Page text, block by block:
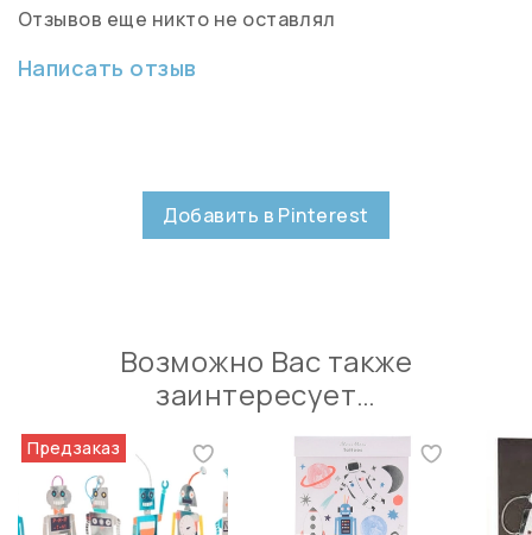
Отзывов еще никто не оставлял
Написать отзыв
Добавить в Pinterest
Возможно Вас также
заинтересует…
Предзаказ